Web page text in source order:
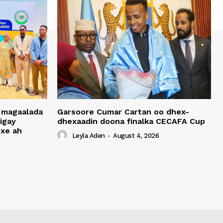
ah
Garsoore Cumar Cartan oo dhex-
dhexaadin doona finalka CECAFA Cup
Leyla Aden - August 4, 2026